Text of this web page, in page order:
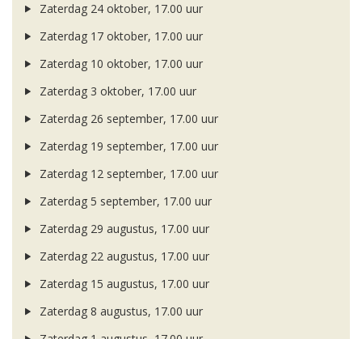
Zaterdag 24 oktober, 17.00 uur
Zaterdag 17 oktober, 17.00 uur
Zaterdag 10 oktober, 17.00 uur
Zaterdag 3 oktober, 17.00 uur
Zaterdag 26 september, 17.00 uur
Zaterdag 19 september, 17.00 uur
Zaterdag 12 september, 17.00 uur
Zaterdag 5 september, 17.00 uur
Zaterdag 29 augustus, 17.00 uur
Zaterdag 22 augustus, 17.00 uur
Zaterdag 15 augustus, 17.00 uur
Zaterdag 8 augustus, 17.00 uur